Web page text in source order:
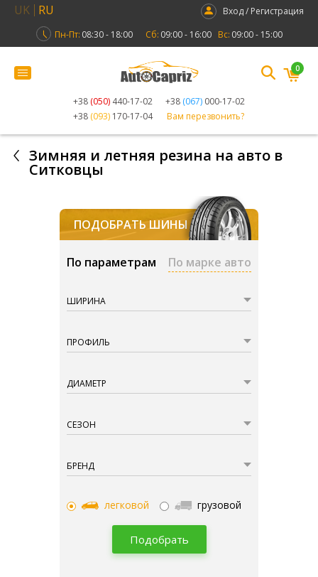
UK RU
Вход / Регистрация
Пн-Пт: 08:30 - 18:00 Сб: 09:00 - 16:00 Вс: 09:00 - 15:00
+38 (050) 440-17-02 +38 (067) 000-17-02
+38 (093) 170-17-04 Вам перезвонить?
0
Зимняя и летняя резина на авто в
Ситковцы
ПОДОБРАТЬ ШИНЫ
По параметрам По марке авто
ШИРИНА
ПРОФИЛЬ
ДИАМЕТР
СЕЗОН
БРЕНД
легковой грузовой
Подобрать